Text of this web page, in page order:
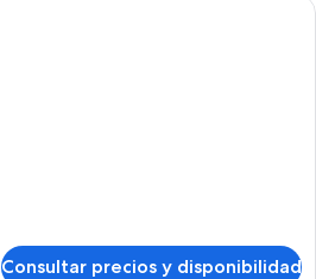
Consultar precios y disponibilidad